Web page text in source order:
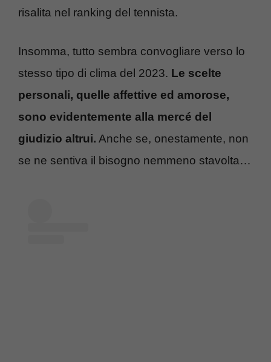
risalita nel ranking del tennista.
Insomma, tutto sembra convogliare verso lo
stesso tipo di clima del 2023. Le scelte
personali, quelle affettive ed amorose,
sono evidentemente alla mercé del
giudizio altrui. Anche se, onestamente, non
se ne sentiva il bisogno nemmeno stavolta…